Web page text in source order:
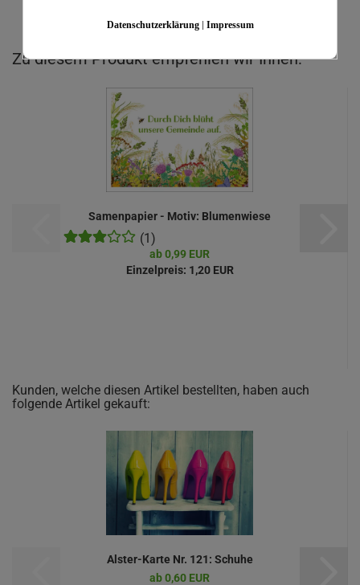
Zu diesem Produkt empfehlen wir Ihnen:
Samenpapier - Motiv: Blumenwiese
(1)
ab 0,99 EUR
Einzelpreis: 1,20 EUR
Kunden, welche diesen Artikel bestellten, haben auch
folgende Artikel gekauft:
Alster-Karte Nr. 121: Schuhe
ab 0,60 EUR
Datenschutzerklärung| Impressum